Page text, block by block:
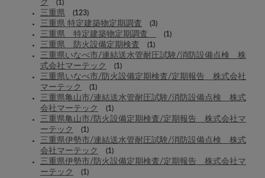
ク
(1)
三重県 (123)
三重県 特定建築物定期調査 (3)
三重県 特定建築物定期調査 (1)
三重県 防火設備定期検査 (1)
三重県いなべ市/連結送水管耐圧試験/消防設備点検 株
式会社マーテック
(1)
三重県いなべ市/防火設備定期検査/定期報告 株式会社
マーテック
(1)
三重県亀山市/連結送水管耐圧試験/消防設備点検 株式
会社マーテック
(1)
三重県亀山市/防火設備定期検査/定期報告 株式会社マ
ーテック
(1)
三重県伊勢市/連結送水管耐圧試験/消防設備点検 株式
会社マーテック
(1)
三重県伊勢市/防火設備定期検査/定期報告 株式会社マ
ーテック
(1)